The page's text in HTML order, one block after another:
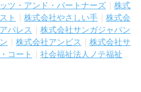
ツ・アンド・パートナーズ
株式
ト 株式会社やさしい手
株式会
パレス
株式会社サンガジャパン
株式会社アンビス
株式会社サ
コート
社会福祉法人ノテ福祉